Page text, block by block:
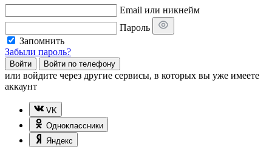
Email или никнейм
Пароль
Запомнить
Забыли пароль?
Войти Войти по телефону
или войдите через другие сервисы, в которых вы уже имеете
аккаунт
VK
Одноклассники
Яндекс